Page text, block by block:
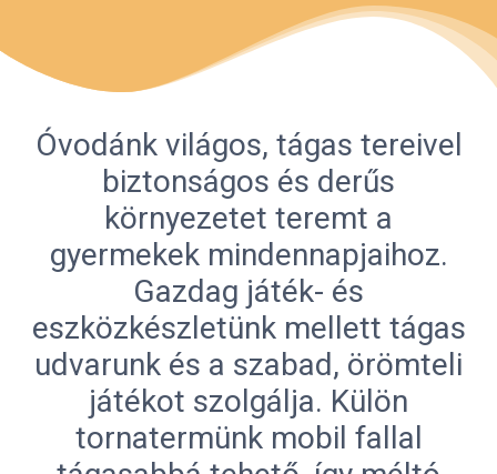
Óvodánk világos, tágas tereivel
biztonságos és derűs
környezetet teremt a
gyermekek mindennapjaihoz.
Gazdag játék- és
eszközkészletünk mellett tágas
udvarunk és a szabad, örömteli
játékot szolgálja. Külön
tornatermünk mobil fallal